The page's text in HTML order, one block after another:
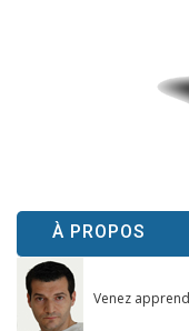
À PROPOS
Venez